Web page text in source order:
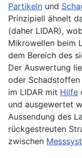
Partikeln und
Prinzipiell ähnelt
(daher LIDAR),
Mikrowellen beim
dem Bereich des
Der Auswertung
oder
im LIDAR mit Hilfe
und ausgewertet
Aussendung des
rückgestreuten
zwischen